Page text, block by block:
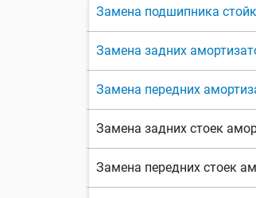
Замена подшипника
Замена задних
Замена передних
Замена задних стоек
Замена передних стоек